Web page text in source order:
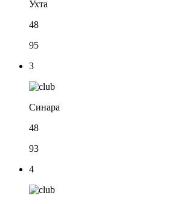
Ухта
48
95
3
Синара
48
93
4